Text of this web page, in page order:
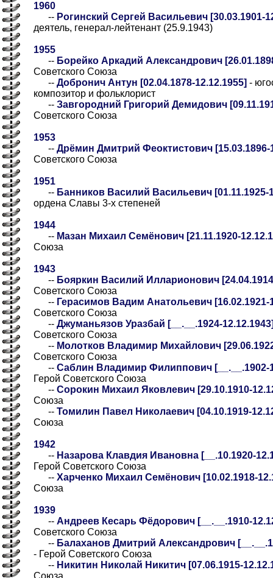
1960
-- Рогинский Сергей Васильевич [30.03.1901-
деятель, генерал-лейтенант (25.9.1943)
1955
-- Борейко Аркадий Александрович
Советского Союза
-- Добронич Антун [02.04.1878-12.12.1955] -
композитор и фольклорист
-- Завгородний Григорий Демидович
Советского Союза
1953
-- Дрёмин Дмитрий Феоктистович [15.03.1896-
Советского Союза
1951
-- Банников Василий Васильевич [01.11.1925-
ордена Славы 3-х степеней
1944
-- Мазан Михаил Семёнович [21.11.1920-
Союза
1943
-- Бояркин Василий Илларионович
Советского Союза
-- Герасимов Вадим Анатольевич [16.02.1921-
Советского Союза
-- Джуманьязов Уразбай [__.__.1924-
Советского Союза
-- Молотков Владимир Михайлович
Советского Союза
-- Саблин Владимир Филиппович [__.__.1902-
Герой Советского Союза
-- Сорокин Михаил Яковлевич [29.10.1910-
Союза
-- Томилин Павел Николаевич [04.10.1919-
Союза
1942
-- Назарова Клавдия Ивановна [__.10.1920-
Герой Советского Союза
-- Харченко Михаил Семёнович [10.02.1918-
Союза
1939
-- Андреев Кесарь Фёдорович [__.__.1910-
Советского Союза
-- Балаханов Дмитрий Александрович
- Герой Советского Союза
-- Никитин Николай Никитич [07.06.1915-